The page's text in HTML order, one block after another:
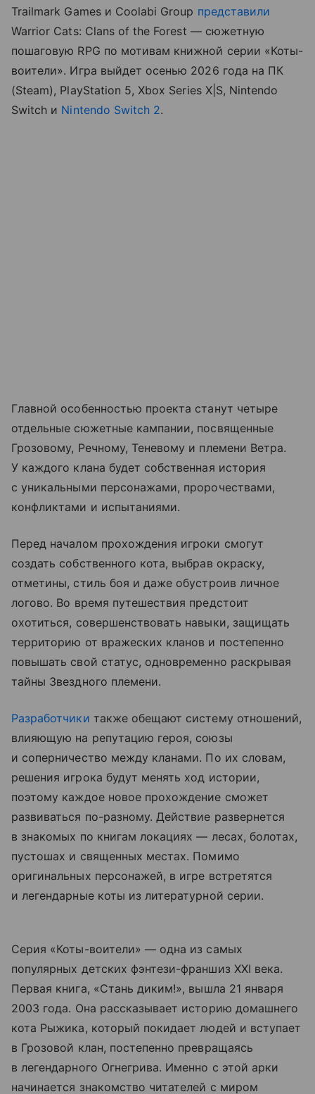
Trailmark Games и Coolabi Group представили
Warrior Cats: Clans of the Forest — сюжетную
пошаговую RPG по мотивам книжной серии «Коты-
воители». Игра выйдет осенью 2026 года на ПК
(Steam), PlayStation 5, Xbox Series X|S, Nintendo
Switch и Nintendo Switch 2.
Главной особенностью проекта станут четыре
отдельные сюжетные кампании, посвященные
Грозовому, Речному, Теневому и племени Ветра.
У каждого клана будет собственная история
с уникальными персонажами, пророчествами,
конфликтами и испытаниями.
Перед началом прохождения игроки смогут
создать собственного кота, выбрав окраску,
отметины, стиль боя и даже обустроив личное
логово. Во время путешествия предстоит
охотиться, совершенствовать навыки, защищать
территорию от вражеских кланов и постепенно
повышать свой статус, одновременно раскрывая
тайны Звездного племени.
Разработчики также обещают систему отношений,
влияющую на репутацию героя, союзы
и соперничество между кланами. По их словам,
решения игрока будут менять ход истории,
поэтому каждое новое прохождение сможет
развиваться по-разному. Действие развернется
в знакомых по книгам локациях — лесах, болотах,
пустошах и священных местах. Помимо
оригинальных персонажей, в игре встретятся
и легендарные коты из литературной серии.
Серия «Коты-воители» — одна из самых
популярных детских фэнтези-франшиз XXI века.
Первая книга, «Стань диким!», вышла 21 января
2003 года. Она рассказывает историю домашнего
кота Рыжика, который покидает людей и вступает
в Грозовой клан, постепенно превращаясь
в легендарного Огнегрива. Именно с этой арки
начинается знакомство читателей с миром